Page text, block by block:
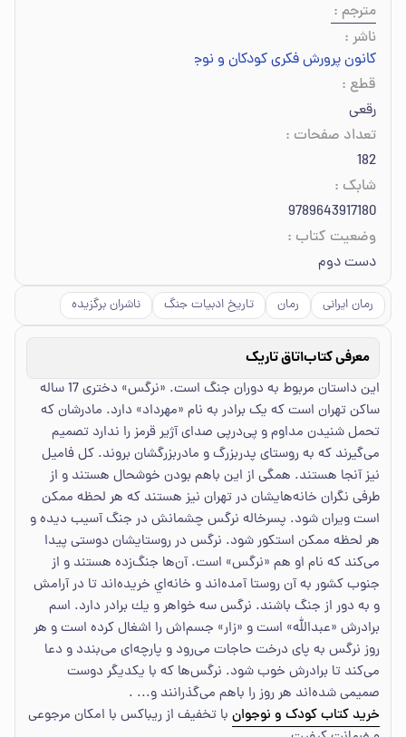
مترجم :
ناشر :
کانون پرورش فکری کودکان و نوجوانان
قطع :
رقعی
تعداد صفحات :
182
شابک :
9789643917180
وضعیت کتاب :
دست دوم
رمان ایرانی رمان تاریخ ادبیات جنگ ناشران برگزیده
معرفی کتاباتاق تاریک
این داستان مربوط به دوران جنگ است. «نرگس» دختری 17 ساله
ساکن تهران است که یک برادر به نام «مهرداد» دارد. مادرشان که
تحمل شنیدن مداوم و پی‌درپی صدای آژیر قرمز را ندارد تصمیم
می‌گیرند که به روستای پدربزرگ و مادربزرگشان بروند. کل فامیل
نیز آنجا هستند. همگی از این باهم بودن خوشحال هستند و از
طرفی نگران خانه‌هایشان در تهران نیز هستند که هر لحظه ممکن
است ویران شود. پسرخاله نرگس چشمانش در جنگ آسیب دیده و
هر لحظه ممکن استکور شود. نرگس در روستایشان دوستی پیدا
می‌کند که نام او هم «نرگس» است. آن‌ها جنگ‌زده هستند و از
جنوب کشور به آن روستا آمده‌اند و خانه‌اي خریده‌اند تا در آرامش
و به دور از جنگ باشند. نرگس سه خواهر و يك برادر دارد. اسم
برادرش «عبدالله» است و «زار» جسم‌اش را اشغال کرده است و هر
روز نرگس به پای درخت حاجات می‌رود و پارچه‌ای می‌بندد و دعا
می‌کند تا برادرش خوب شود. نرگس‌ها که با یکدیگر دوست
صمیمی شده‌اند هر روز را باهم می‌گذرانند و... .
خرید کتاب کودک و نوجوان با تخفیف از ریباکس با امکان مرجوعی